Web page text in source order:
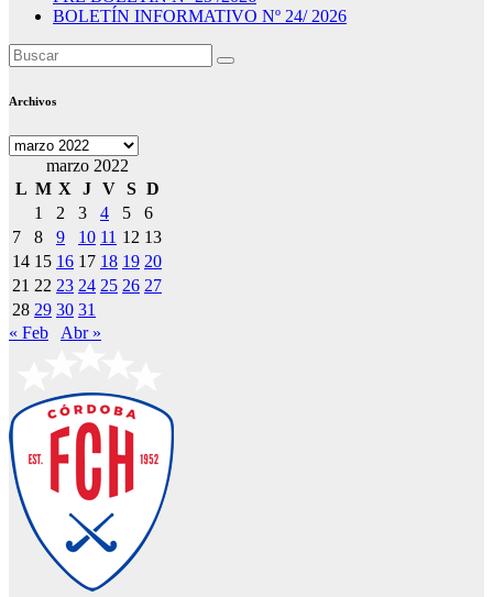
BOLETÍN INFORMATIVO Nº 24/ 2026
Archivos
Archivos
marzo 2022
L M X J V S D
1
2 3 4 5
6
7
8 9 10 11 12 13
14 15 16 17 18 19 20
21 22 23 24 25 26 27
28 29 30 31
« Feb
Abr »